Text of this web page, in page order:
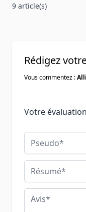
9 article(s)
Rédigez
Vous commentez :
Votre
Pseudo
Résumé
Avis